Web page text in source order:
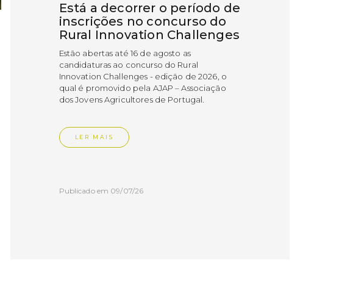
Está a decorrer o período de
inscrições no concurso do
Rural Innovation Challenges
Estão abertas até 16 de agosto as
candidaturas ao concurso do Rural
Innovation Challenges - edição de 2026, o
qual é promovido pela AJAP – Associação
dos Jovens Agricultores de Portugal.
LER MAIS
Publicado em 09/07/26